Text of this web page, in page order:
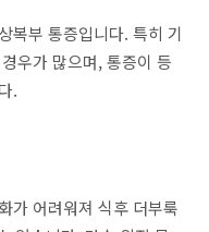
복부 통증입니다. 특히 기
우가 많으며, 통증이 등
.
가 어려워져 식후 더부룩